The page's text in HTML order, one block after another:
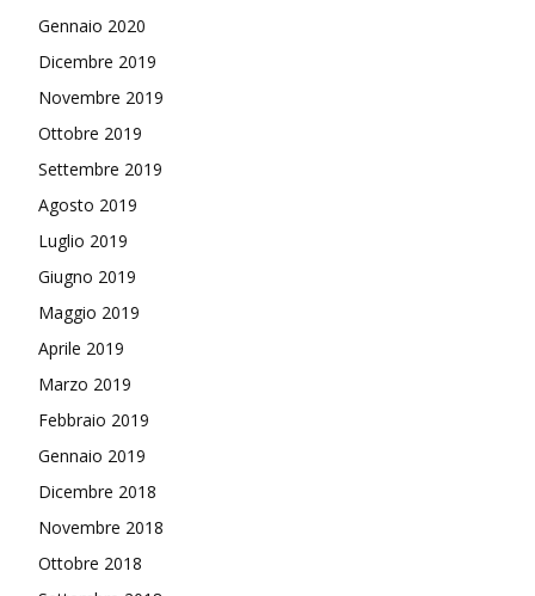
Gennaio 2020
Dicembre 2019
Novembre 2019
Ottobre 2019
Settembre 2019
Agosto 2019
Luglio 2019
Giugno 2019
Maggio 2019
Aprile 2019
Marzo 2019
Febbraio 2019
Gennaio 2019
Dicembre 2018
Novembre 2018
Ottobre 2018